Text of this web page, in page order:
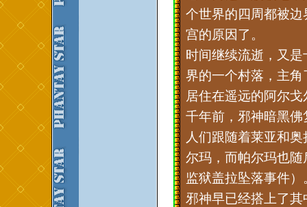
个世界的四周都被
宫的原因了。
时间继续流逝，又
界的一个村落，主
居住在遥远的阿尔
千年前，邪神暗黑
人们跟随着莱亚和
尔玛，而帕尔玛也
监狱盖拉坠落事件
邪神早已经搭上了